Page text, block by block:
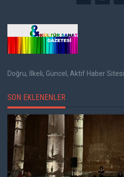
Doğru, İlkeli, Güncel, Aktif Haber Sitesi
SON EKLENENLER